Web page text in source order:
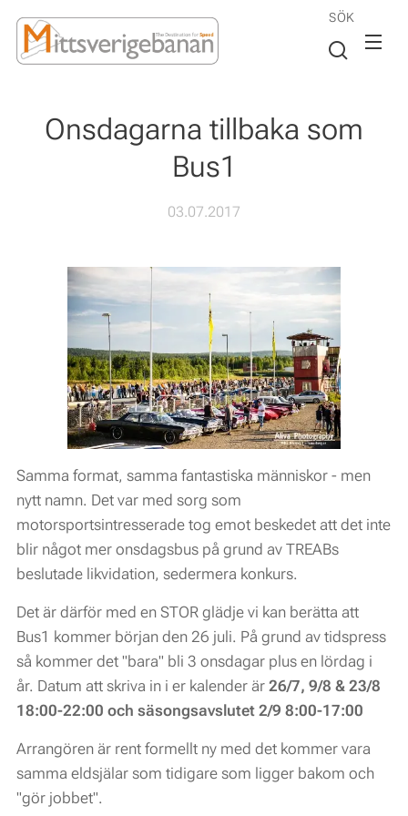
SÖK
Onsdagarna tillbaka som
Bus1
03.07.2017
Samma format, samma fantastiska människor - men
nytt namn. Det var med sorg som
motorsportsintresserade tog emot beskedet att det inte
blir något mer onsdagsbus på grund av TREABs
beslutade likvidation, sedermera konkurs.
Det är därför med en STOR glädje vi kan berätta att
Bus1 kommer början den 26 juli. På grund av tidspress
så kommer det "bara" bli 3 onsdagar plus en lördag i
år. Datum att skriva in i er kalender är 26/7, 9/8 & 23/8
18:00-22:00 och säsongsavslutet 2/9 8:00-17:00
Arrangören är rent formellt ny med det kommer vara
samma eldsjälar som tidigare som ligger bakom och
"gör jobbet".